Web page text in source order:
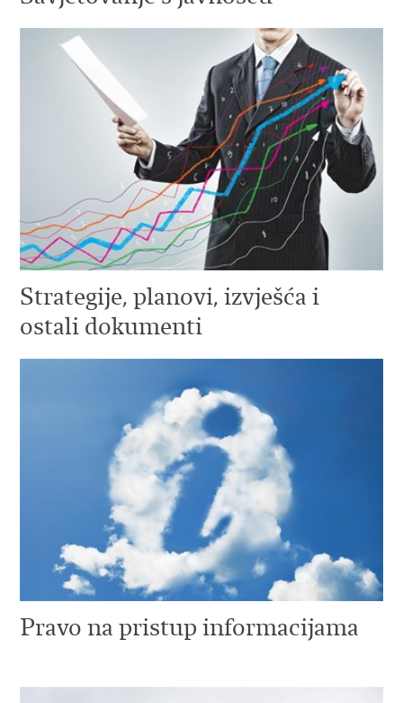
Strategije, planovi, izvješća i
ostali dokumenti
Pravo na pristup informacijama